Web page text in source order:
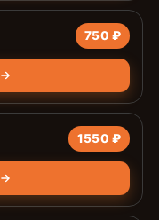
750 ₽
1550 ₽